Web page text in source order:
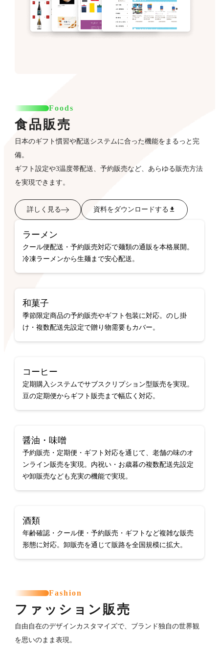
Foods
食品販売
日本のギフト慣習や配送システムに合った機能をまるっと完
備。
ギフト設定や3温度帯配送、予約販売など、あらゆる販売方法
を実現できます。
詳しく見る 資料をダウンロードする
ラーメン
クール便配送・予約販売対応で麺類の通販を本格展開。
冷凍ラーメンから生麺まで安心配送。
和菓子
季節限定商品の予約販売やギフト包装に対応。のし掛
け・複数配送先設定で贈り物需要もカバー。
コーヒー
定期購入システムでサブスクリプション型販売を実現。
豆の定期便からギフト販売まで幅広く対応。
醤油・味噌
予約販売・定期便・ギフト対応を通じて、老舗の味のオ
ンライン販売を実現。内祝い・お歳暮の複数配送先設定
や卸販売なども充実の機能で実現。
酒類
年齢確認・クール便・予約販売・ギフトなど複雑な販売
形態に対応。卸販売を通じて販路を全国規模に拡大。
Fashion
ファッション販売
自由自在のデザインカスタマイズで、ブランド独自の世界観
を思いのまま表現。